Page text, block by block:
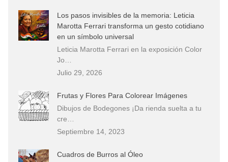
Los pasos invisibles de la memoria: Leticia
Marotta Ferrari transforma un gesto cotidiano
en un símbolo universal
Leticia Marotta Ferrari en la exposición Color
Jo…
Julio 29, 2026
Frutas y Flores Para Colorear Imágenes
Dibujos de Bodegones ¡Da rienda suelta a tu
cre…
Septiembre 14, 2023
Cuadros de Burros al Óleo